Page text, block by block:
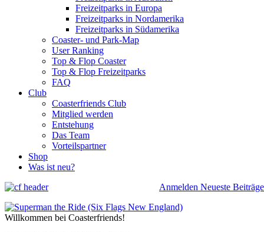
Freizeitparks in Europa
Freizeitparks in Nordamerika
Freizeitparks in Südamerika
Coaster- und Park-Map
User Ranking
Top & Flop Coaster
Top & Flop Freizeitparks
FAQ
Club
Coasterfriends Club
Mitglied werden
Entstehung
Das Team
Vorteilspartner
Shop
Was ist neu?
Anmelden Neueste Beiträge
Willkommen bei Coasterfriends!